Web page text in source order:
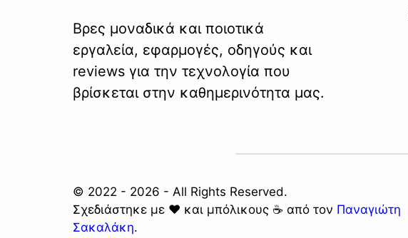
Βρες μοναδικά και ποιοτικά
εργαλεία, εφαρμογές, οδηγούς και
reviews για την τεχνολογία που
βρίσκεται στην καθημερινότητα μας.
© 2022 - 2026 - All Rights Reserved.
Σχεδιάστηκε με ❤️ και μπόλικους ☕ από τον Παναγιώτη
Σακαλάκη.